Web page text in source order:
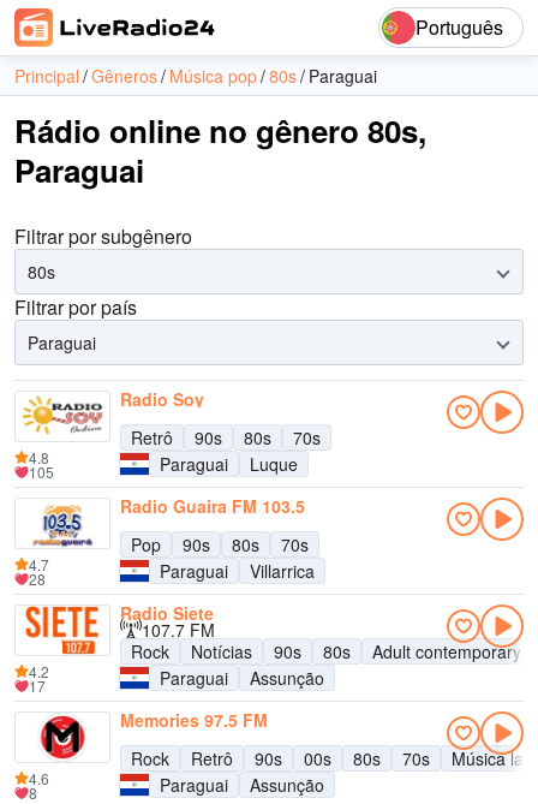
Português
Principal Gêneros Música pop 80s Paraguai
Rádio online no gênero 80s,
Paraguai
Filtrar por subgênero
80s
Filtrar por país
Paraguai
Radio Soy
Retrô
90s 80s
70s
Paraguai
Luque
4.8
105
Radio Guaira FM 103.5
Pop
90s 80s
70s
Paraguai
Villarrica
4.7
28
Radio Siete
107.7 FM
Rock
Notícias 90s 80s
Adult contemporary
Paraguai
Assunção
4.2
17
Memories 97.5 FM
Rock
Retrô 90s 00s 80s 70s
Música
Paraguai
Assunção
4.6
8